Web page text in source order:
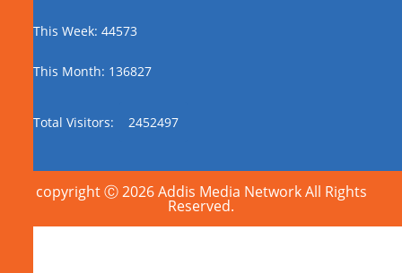
This Week: 44573
This Month: 136827
Total Visitors: 2452497
copyright Ⓒ 2026 Addis Media Network All Rights
Reserved.